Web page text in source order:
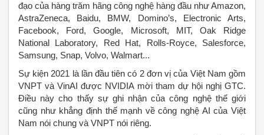
đạo của hàng trăm hãng công nghệ hàng đầu như Amazon,
AstraZeneca, Baidu, BMW, Domino’s, Electronic Arts,
Facebook, Ford, Google, Microsoft, MIT, Oak Ridge
National Laboratory, Red Hat, Rolls-Royce, Salesforce,
Samsung, Snap, Volvo, Walmart...
Sự kiện 2021 là lần đầu tiên có 2 đơn vị của Việt Nam gồm
VNPT và VinAI được NVIDIA mời tham dự hội nghị GTC.
Điều này cho thấy sự ghi nhận của công nghệ thế giới
cũng như khẳng định thế mạnh về công nghệ AI của Việt
Nam nói chung và VNPT nói riêng.